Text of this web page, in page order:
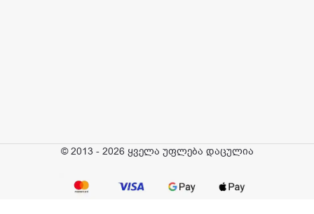
© 2013 - 2026 ყველა უფლება დაცულია
ტიტანია